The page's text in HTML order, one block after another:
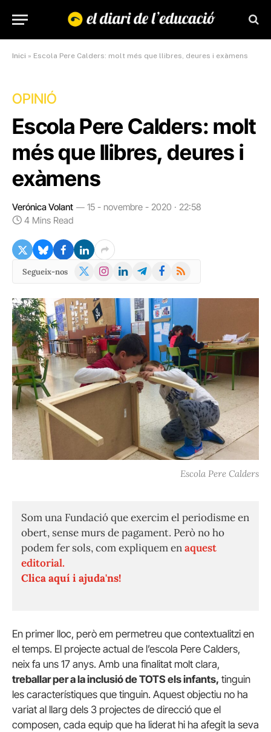
Inici » Escola Pere Calders: molt més que llibres, deures i exàmens
OPINIÓ
Escola Pere Calders: molt
més que llibres, deures i
exàmens
Verónica Volant
15 - novembre - 2020 · 22:58
4 Mins Read
Segueix-nos
X
Instagram
LinkedInTelegramFacebook
RSS
Escola Pere Calders
Som una Fundació que exercim el periodisme en
obert, sense murs de pagament. Però no ho
podem fer sols, com expliquem enaquest
editorial.
Clica aquí i ajuda'ns!
En primer lloc, però em permetreu que contextualitzi en
el temps. El projecte actual de l’escola Pere Calders,
neix fa uns 17 anys. Amb una finalitat molt clara,
treballar per a la inclusió de TOTS els infants, tinguin
les característiques que tinguin. Aquest objectiu no ha
variat al llarg dels 3 projectes de direcció que el
composen, cada equip que ha liderat hi ha afegit la seva